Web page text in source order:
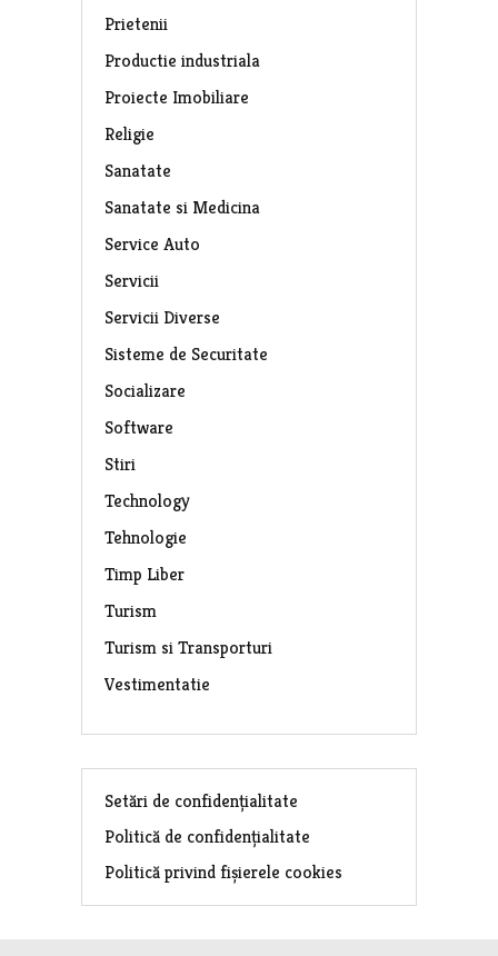
Prietenii
Productie industriala
Proiecte Imobiliare
Religie
Sanatate
Sanatate si Medicina
Service Auto
Servicii
Servicii Diverse
Sisteme de Securitate
Socializare
Software
Stiri
Technology
Tehnologie
Timp Liber
Turism
Turism si Transporturi
Vestimentatie
Setări de confidențialitate
Politică de confidențialitate
Politică privind fișierele cookies